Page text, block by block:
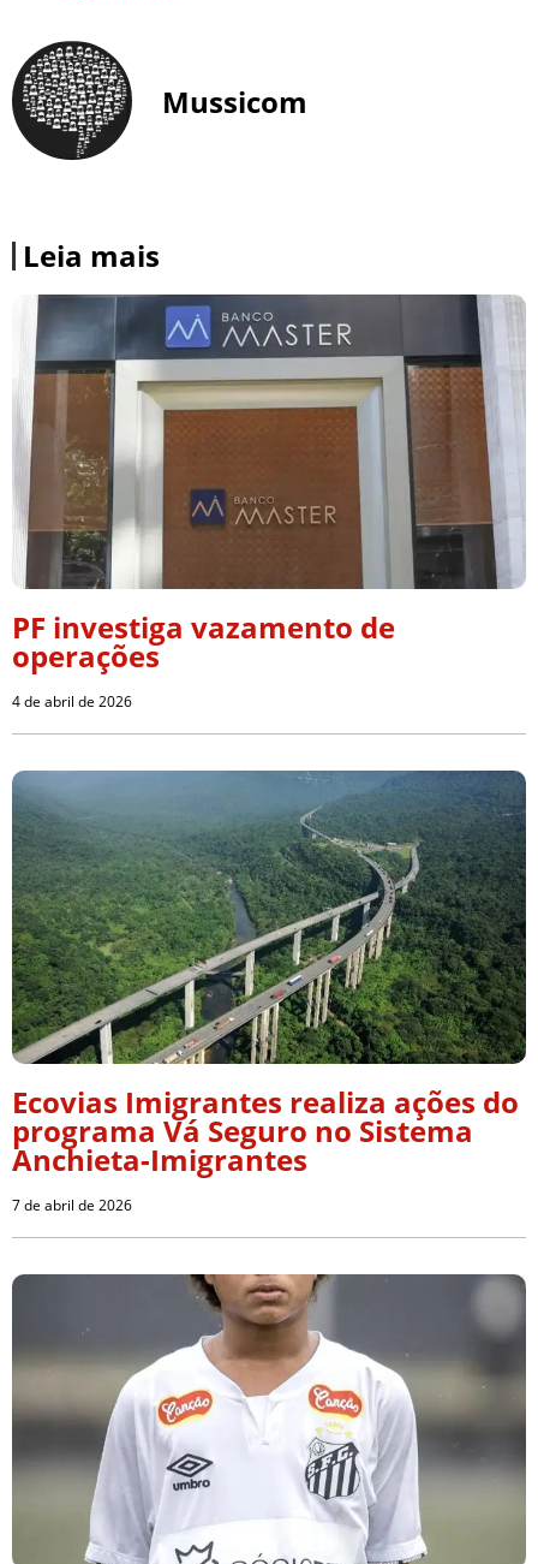
Mussicom
Leia mais
PF investiga vazamento de
operações
4 de abril de 2026
Ecovias Imigrantes realiza ações do
programa Vá Seguro no Sistema
Anchieta-Imigrantes
7 de abril de 2026